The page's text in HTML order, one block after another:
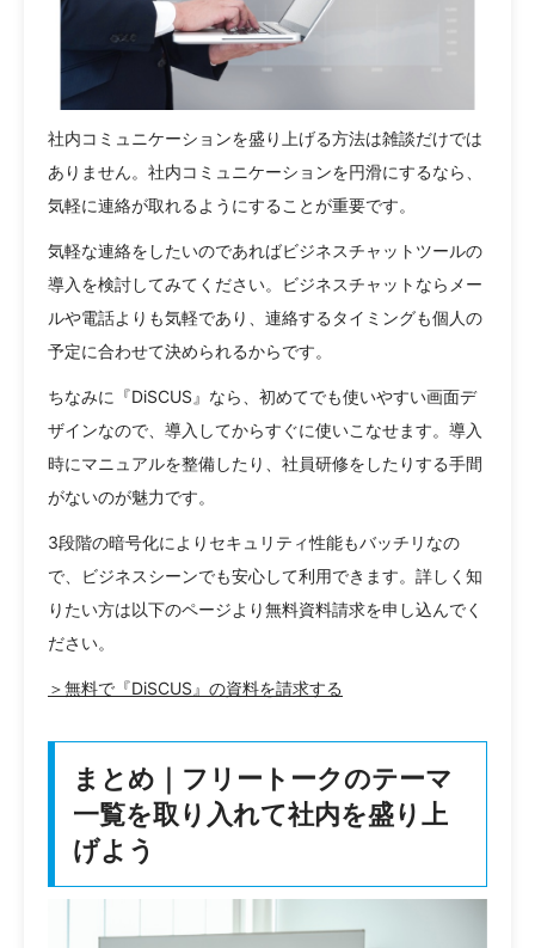
社内コミュニケーションを盛り上げる方法は雑談だけでは
ありません。社内コミュニケーションを円滑にするなら、
気軽に連絡が取れるようにすることが重要です。
気軽な連絡をしたいのであればビジネスチャットツールの
導入を検討してみてください。ビジネスチャットならメー
ルや電話よりも気軽であり、連絡するタイミングも個人の
予定に合わせて決められるからです。
ちなみに『DiSCUS』なら、初めてでも使いやすい画面デ
ザインなので、導入してからすぐに使いこなせます。導入
時にマニュアルを整備したり、社員研修をしたりする手間
がないのが魅力です。
3段階の暗号化によりセキュリティ性能もバッチリなの
で、ビジネスシーンでも安心して利用できます。詳しく知
りたい方は以下のページより無料資料請求を申し込んでく
ださい。
＞無料で『DiSCUS』の資料を請求する
まとめ｜フリートークのテーマ
一覧を取り入れて社内を盛り上
げよう